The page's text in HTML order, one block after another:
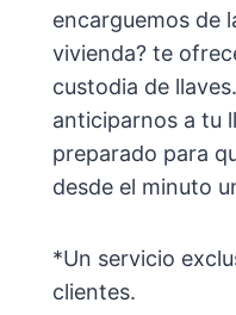
encarguemos de
vivienda? te
custodia de
anticiparnos a tu
preparado para
desde el minuto
*Un servicio
clientes.